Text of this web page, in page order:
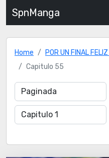
SpnManga
Home
POR UN FINAL
Capitulo 55